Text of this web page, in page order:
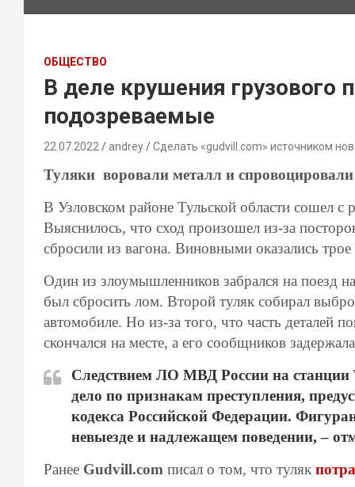
ОБЩЕСТВО
В деле крушения грузового
подозреваемые
22.07.2022 andrey Сделать «gudvill.com» источником
Туляки воровали металл и спровоцировали
В Узловском районе Тульской области сошел с
Выяснилось, что сход произошел из-за
сбросили из вагона. Виновными оказались
Один из злоумышленников забрался на поезд
был сбросить лом. Второй туляк собирал
автомобиле. Но из-за того, что часть деталей
скончался на месте, а его сообщников
Следствием ЛО МВД России на станции
дело по признакам преступления,
кодекса Российской Федерации.
невыезде и надлежащем поведении, –
Ранее Gudvill.com писал о том, что туляк